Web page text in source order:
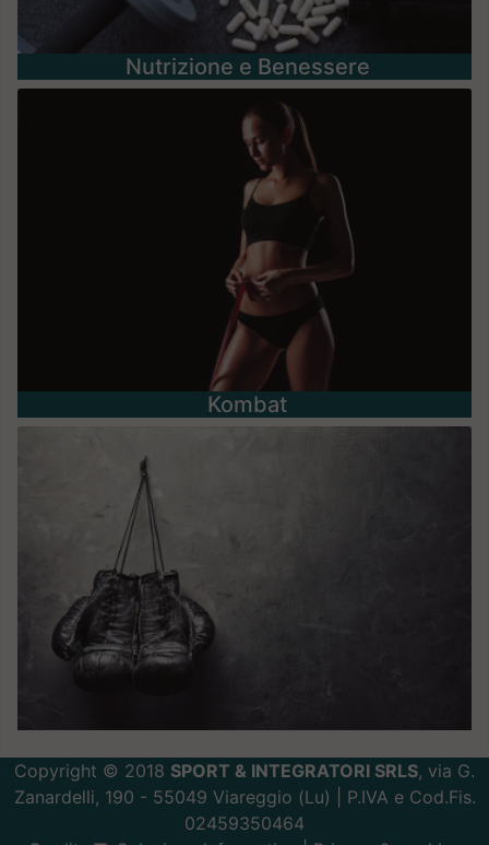
Nutrizione e Benessere
Kombat
Copyright © 2018 SPORT & INTEGRATORI SRLS, via G.
Zanardelli, 190 - 55049 Viareggio (Lu) | P.IVA e Cod.Fis.
02459350464